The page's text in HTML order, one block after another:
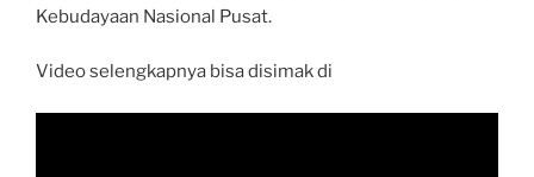
Kebudayaan Nasional Pusat.
Video selengkapnya bisa disimak di